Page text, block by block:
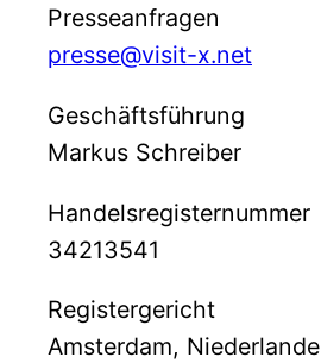
Presseanfragen
presse@visit-x.net
Geschäftsführung
Markus Schreiber
Handelsregisternummer
34213541
Registergericht
Amsterdam, Niederlande